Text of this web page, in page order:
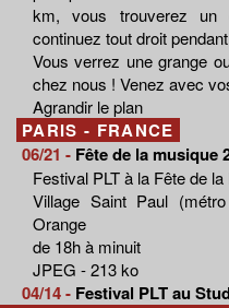
km, vous trouverez un
continuez tout droit
Vous verrez une grange
chez nous ! Venez avec
Agrandir le plan
PARIS - FRANCE
06/21 - Fête de la musique
Festival PLT à la Fête de
Village Saint Paul
Orange
de 18h à minuit
JPEG - 213 ko
04/14 - Festival PLT au